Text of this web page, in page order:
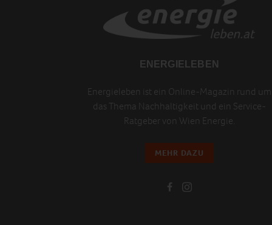
ENERGIELEBEN
Energieleben ist ein Online-Magazin rund um
das Thema Nachhaltigkeit und ein Service-
Ratgeber von Wien Energie.
MEHR DAZU